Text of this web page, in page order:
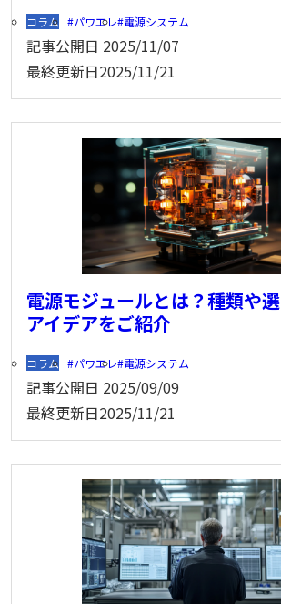
コラム パワエレ 電源システム
記事公開日 2025/11/07
最終更新日2025/11/21
電源モジュールとは？種類や
アイデアをご紹介
コラム パワエレ 電源システム
記事公開日 2025/09/09
最終更新日2025/11/21